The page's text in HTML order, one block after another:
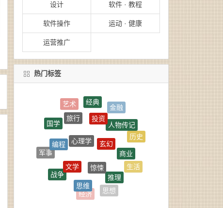
设计 软件 · 教程
软件操作 运动 · 健康
运营推广
热门标签
经典
国学
旅行
投资
人物传记
历史
军事
心理学
玄幻
商业
生活
政治
社科
文学
惊悚
思想
经济
思维